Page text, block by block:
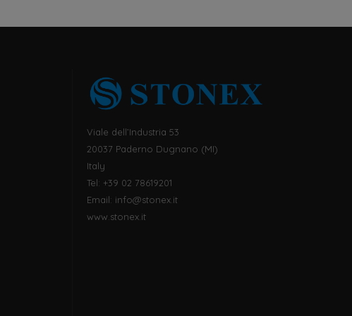
Viale dell’Industria 53
20037 Paderno Dugnano (MI)
Italy
Tel: +39 02 78619201
Email: info@stonex.it
www.stonex.it